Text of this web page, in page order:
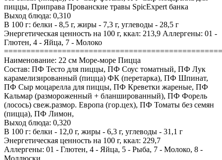
пиццы, Приправа Прованские травы SpicExpert банка
Выход блюда: 0,310
В 100 г: белки - 8,5 г, жиры - 7,3 г, углеводы - 28,5 г
Энергетическая ценность на 100 г, ккал: 213,9 Аллергены: 01 -
Глютен, 4 - Яйца, 7 - Молоко
Наименование: 22 см Море-море Пицца
Состав: ПФ Тесто для пиццы, ПФ Соус томатный, ПФ Лук
карамелизированный (пицца) ФК (перетарка), ПФ Шпинат,
ПФ Сыр моцарелла для пиццы, ПФ Креветки жареные, ПФ
Кальмар (размороженный + бланшированный), ПФ Форель
(лосось) свеж.размор. Европа (гор.цех), ПФ Томаты без семян
(пицца), ПФ Лимон,
Выход блюда: 0,320
В 100 г: белки - 12,0 г, жиры - 6,3 г, углеводы - 31,1 г
Энергетическая ценность на 100 г, ккал: 229,7
Аллергены: 01 - Глютен, 4 - Яйца, 5 - Рыба, 7 - Молоко, 8 -
Моллюски